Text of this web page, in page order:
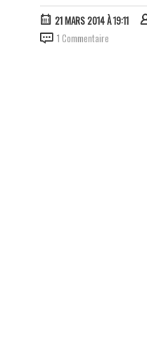
21 MARS 2014 À 19:11
1 Commentaire